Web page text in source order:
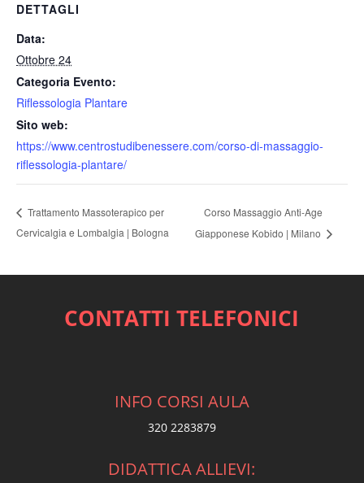
DETTAGLI
Data:
Ottobre 24
Categoria Evento:
Riflessologia Plantare
Sito web:
https://www.centrostudibenessere.com/corso-di-massaggio-
riflessologia-plantare/
Trattamento Massoterapico per
Cervicalgia e Lombalgia | Bologna
Corso Massaggio Anti-Age
Giapponese Kobido | Milano
CONTATTI TELEFONICI
INFO CORSI AULA
320 2283879
DIDATTICA ALLIEVI: